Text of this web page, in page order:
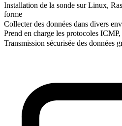
Installation de la sonde sur Linux,
forme
Collecter des données dans divers
Prend en charge les protocoles
Transmission sécurisée des données